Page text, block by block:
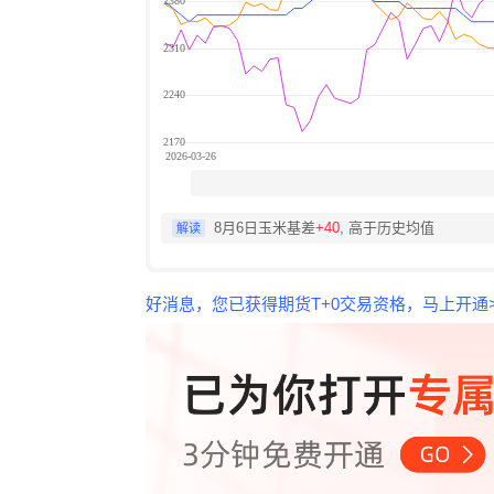
解读 8月6日玉米基差+40, 高于历史均值
好消息，您已获得期货T+0交易资格，马上开通